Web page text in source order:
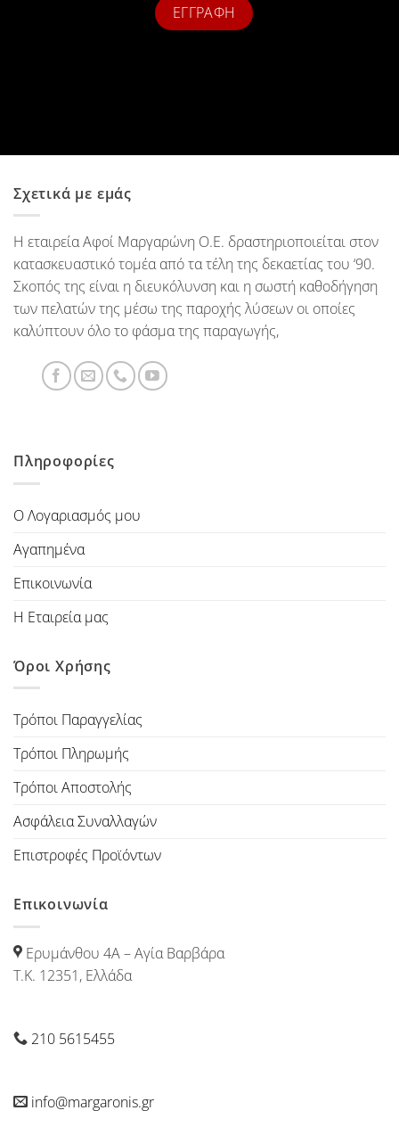
Σχετικά με εμάς
Η εταιρεία Αφοί Μαργαρώνη Ο.Ε. δραστηριοποιείται στον
κατασκευαστικό τομέα από τα τέλη της δεκαετίας του ‘90.
Σκοπός της είναι η διευκόλυνση και η σωστή καθοδήγηση
των πελατών της μέσω της παροχής λύσεων οι οποίες
καλύπτουν όλο το φάσμα της παραγωγής,
Πληροφορίες
Ο Λογαριασμός μου
Αγαπημένα
Επικοινωνία
Η Εταιρεία μας
Όροι Χρήσης
Τρόποι Παραγγελίας
Τρόποι Πληρωμής
Τρόποι Αποστολής
Ασφάλεια Συναλλαγών
Επιστροφές Προϊόντων
Επικοινωνία
Ερυμάνθου 4Α – Αγία Βαρβάρα
Τ.Κ. 12351, Ελλάδα
210 5615455
info@margaronis.gr